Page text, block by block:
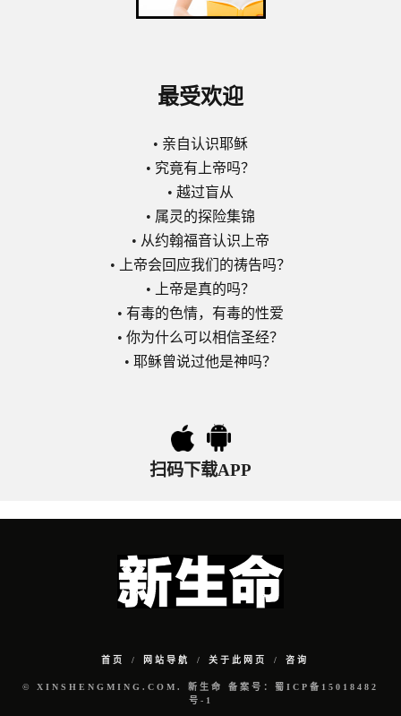
最受欢迎
• 亲自认识耶稣
• 究竟有上帝吗？
• 越过盲从
• 属灵的探险集锦
• 从约翰福音认识上帝
• 上帝会回应我们的祷告吗？
• 上帝是真的吗？
• 有毒的色情，有毒的性爱
• 你为什么可以相信圣经？
• 耶稣曾说过他是神吗？
扫码下载APP
首页 网站导航 关于此网页 咨询
© XINSHENGMING.COM. 新生命 备案号：蜀ICP备15018482
号-1